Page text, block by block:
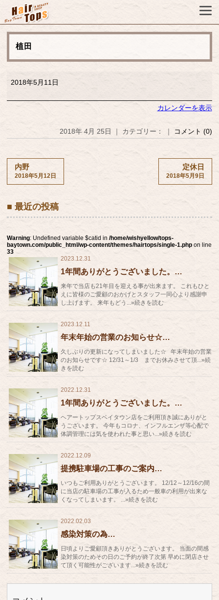
植田
田2018年5月11日
カレンダーを表示
2018年 4月 25日 ｜ カテゴリー： ｜ コメント (0)
内野
2018年5月12日
定休日
2018年5月9日
■ 最近の投稿
Warning: Undefined variable $catid in/home/wishyellow/tops-
baytown.com/public_html/wp-content/themes/hairtops/single-1.php on line
33
2023.12.31
1年間ありがとうございました。…
来年で当店も21年目を迎える事が出来ます。 これもひと
えに皆様のご愛顧のおかげとスタッフ一同心より感謝申
し上げます。 来年もどう...»続きを読む
2023.12.11
年末年始の営業のお知らせ☆…
久しぶりの更新になってしまいました☆ 年末年始の営業
のお知らせです☆ 12/31～1/3 までお休みさせて頂...»続
きを読む
2022.12.31
1年間ありがとうございました。…
ヘアートップスベイタウン店をご利用頂き誠にありがと
うございます。 今年もコロナ、インフルエンザ等心配で
体調管理には気を使われた事と思い...»続きを読む
2022.12.09
提携駐車場の工事のご案内…
いつもご利用ありがとうございます。 12/12～12/16の間
に当店の駐車場の工事が入るため一般車の利用が出来な
くなってしまいます。 ...»続きを読む
2022.02.03
感染対策の為…
日頃よりご愛顧頂きありがとうございます。 当面の間感
染対策のためその日のご予約が終了次第 早めに閉店させ
て頂く可能性がございます...»続きを読む